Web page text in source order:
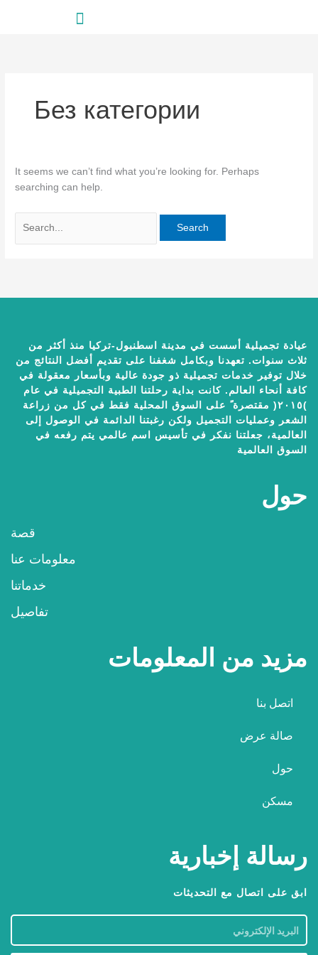
Без категории
It seems we can’t find what you’re looking for. Perhaps
searching can help.
رسالة إخبارية
ابق على اتصال مع التحديثات
مزيد من المعلومات
اتصل بنا
صالة عرض
حول
مسكن
حول
قصة
معلومات عنا
خدماتنا
تفاصيل
عيادة تجميلية أسست في مدينة اسطنبول-تركيا منذ أكثر من
ثلاث سنوات. تعهدنا وبكامل شغفنا على تقديم أفضل النتائج من
خلال توفير خدمات تجميلية ذو جودة عالية وبأسعار معقولة في
كافة أنحاء العالم. كانت بداية رحلتنا الطبية التجميلية في عام
)٢٠١٥( مقتصرة ً على السوق المحلية فقط في كل من زراعة
الشعر وعمليات التجميل ولكن رغبتنا الدائمة في الوصول إلى
العالمية، جعلتنا نفكر في تأسيس اسم عالمي يتم رفعه في
السوق العالمية